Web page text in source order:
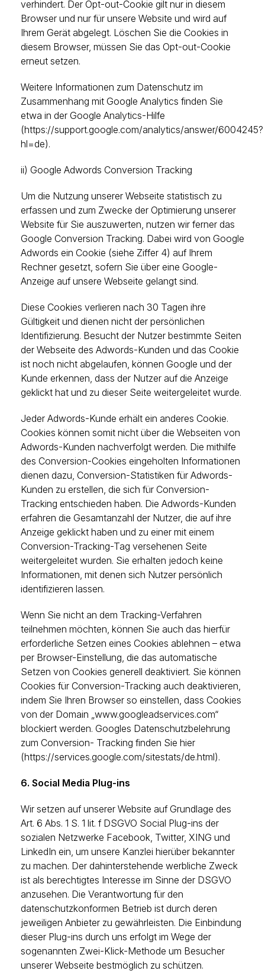
verhindert. Der Opt-out-Cookie gilt nur in diesem
Browser und nur für unsere Website und wird auf
Ihrem Gerät abgelegt. Löschen Sie die Cookies in
diesem Browser, müssen Sie das Opt-out-Cookie
erneut setzen.
Weitere Informationen zum Datenschutz im
Zusammenhang mit Google Analytics finden Sie
etwa in der Google Analytics-Hilfe
(https://support.google.com/analytics/answer/6004245?
hl=de).
ii) Google Adwords Conversion Tracking
Um die Nutzung unserer Webseite statistisch zu
erfassen und zum Zwecke der Optimierung unserer
Website für Sie auszuwerten, nutzen wir ferner das
Google Conversion Tracking. Dabei wird von Google
Adwords ein Cookie (siehe Ziffer 4) auf Ihrem
Rechner gesetzt, sofern Sie über eine Google-
Anzeige auf unsere Webseite gelangt sind.
Diese Cookies verlieren nach 30 Tagen ihre
Gültigkeit und dienen nicht der persönlichen
Identifizierung. Besucht der Nutzer bestimmte Seiten
der Webseite des Adwords-Kunden und das Cookie
ist noch nicht abgelaufen, können Google und der
Kunde erkennen, dass der Nutzer auf die Anzeige
geklickt hat und zu dieser Seite weitergeleitet wurde.
Jeder Adwords-Kunde erhält ein anderes Cookie.
Cookies können somit nicht über die Webseiten von
Adwords-Kunden nachverfolgt werden. Die mithilfe
des Conversion-Cookies eingeholten Informationen
dienen dazu, Conversion-Statistiken für Adwords-
Kunden zu erstellen, die sich für Conversion-
Tracking entschieden haben. Die Adwords-Kunden
erfahren die Gesamtanzahl der Nutzer, die auf ihre
Anzeige geklickt haben und zu einer mit einem
Conversion-Tracking-Tag versehenen Seite
weitergeleitet wurden. Sie erhalten jedoch keine
Informationen, mit denen sich Nutzer persönlich
identifizieren lassen.
Wenn Sie nicht an dem Tracking-Verfahren
teilnehmen möchten, können Sie auch das hierfür
erforderliche Setzen eines Cookies ablehnen – etwa
per Browser-Einstellung, die das automatische
Setzen von Cookies generell deaktiviert. Sie können
Cookies für Conversion-Tracking auch deaktivieren,
indem Sie Ihren Browser so einstellen, dass Cookies
von der Domain „www.googleadservices.com“
blockiert werden. Googles Datenschutzbelehrung
zum Conversion- Tracking finden Sie hier
(https://services.google.com/sitestats/de.html).
6. Social Media Plug-ins
Wir setzen auf unserer Website auf Grundlage des
Art. 6 Abs. 1 S. 1 lit. f DSGVO Social Plug-ins der
sozialen Netzwerke Facebook, Twitter, XING und
LinkedIn ein, um unsere Kanzlei hierüber bekannter
zu machen. Der dahinterstehende werbliche Zweck
ist als berechtigtes Interesse im Sinne der DSGVO
anzusehen. Die Verantwortung für den
datenschutzkonformen Betrieb ist durch deren
jeweiligen Anbieter zu gewährleisten. Die Einbindung
dieser Plug-ins durch uns erfolgt im Wege der
sogenannten Zwei-Klick-Methode um Besucher
unserer Webseite bestmöglich zu schützen.